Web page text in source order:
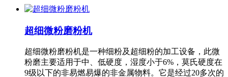
超细微粉磨粉机
超细微粉磨粉机是一种细粉及超细粉的加工设备，此微
粉磨主要适用于中、低硬度，湿度小于6%，莫氏硬度在
9级以下的非易燃易爆的非金属物料。它是经过20多次的